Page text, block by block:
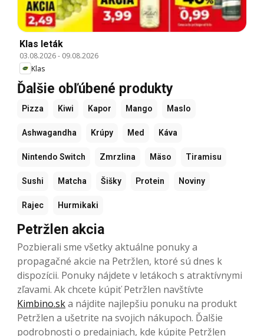
Klas leták
03.08.2026- 09.08.2026
Klas
Ďalšie obľúbené produkty
Pizza Kiwi Kapor Mango Maslo
Ashwagandha Krúpy Med Káva
Nintendo Switch Zmrzlina Mäso Tiramisu
Sushi Matcha Šišky Protein Noviny
Rajec Hurmikaki
Petržlen akcia
Pozbierali sme všetky aktuálne ponuky a
propagačné akcie na Petržlen, ktoré sú dnes k
dispozícii. Ponuky nájdete v letákoch s atraktívnymi
zľavami. Ak chcete kúpiť Petržlen navštívte
Kimbino.ska nájdite najlepšiu ponuku na produkt
Petržlen a ušetrite na svojich nákupoch. Ďalšie
podrobnosti o predajniach, kde kúpite Petržlen